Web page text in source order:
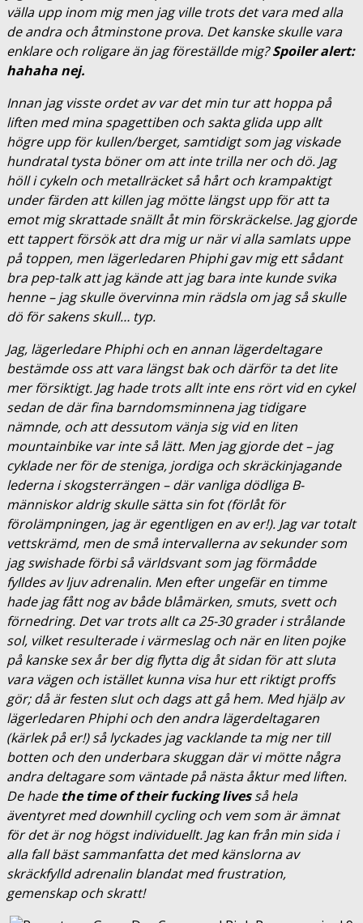
välla upp inom mig men jag ville trots det vara med alla
de andra och åtminstone prova. Det kanske skulle vara
enklare och roligare än jag föreställde mig?Spoiler alert:
hahaha nej.
Innan jag visste ordet av var det min tur att hoppa på
liften med mina spagettiben och sakta glida upp allt
högre upp för kullen/berget, samtidigt som jag viskade
hundratal tysta böner om att inte trilla ner och dö. Jag
höll i cykeln och metallräcket så hårt och krampaktigt
under färden att killen jag mötte längst upp för att ta
emot mig skrattade snällt åt min förskräckelse. Jag gjorde
ett tappert försök att dra mig ur när vi alla samlats uppe
på toppen, men lägerledaren Phiphi gav mig ett sådant
bra pep-talk att jag kände att jag bara inte kunde svika
henne – jag skulle övervinna min rädsla om jag så skulle
dö för sakens skull… typ.
Jag, lägerledare Phiphi och en annan lägerdeltagare
bestämde oss att vara längst bak och därför ta det lite
mer försiktigt. Jag hade trots allt inte ens rört vid en cykel
sedan de där fina barndomsminnena jag tidigare
nämnde, och att dessutom vänja sig vid en liten
mountainbike var inte så lätt. Men jag gjorde det – jag
cyklade ner för de steniga, jordiga och skräckinjagande
lederna i skogsterrängen – där vanliga dödliga B-
människor aldrig skulle sätta sin fot (förlåt för
förolämpningen, jag är egentligen en av er!). Jag var totalt
vettskrämd, men de små intervallerna av sekunder som
jag swishade förbi så världsvant som jag förmådde
fylldes av ljuv adrenalin. Men efter ungefär en timme
hade jag fått nog av både blåmärken, smuts, svett och
förnedring. Det var trots allt ca 25-30 grader i strålande
sol, vilket resulterade i värmeslag och när en liten pojke
på kanske sex år ber dig flytta dig åt sidan för att sluta
vara vägen och istället kunna visa hur ett riktigt proffs
gör; då är festen slut och dags att gå hem. Med hjälp av
lägerledaren Phiphi och den andra lägerdeltagaren
(kärlek på er!) så lyckades jag vacklande ta mig ner till
botten och den underbara skuggan där vi mötte några
andra deltagare som väntade på nästa åktur med liften.
De hadethe time of their fucking livesså hela
äventyret med downhill cycling och vem som är ämnat
för det är nog högst individuellt. Jag kan från min sida i
alla fall bäst sammanfatta det med känslorna av
skräckfylld adrenalin blandat med frustration,
gemenskap och skratt!